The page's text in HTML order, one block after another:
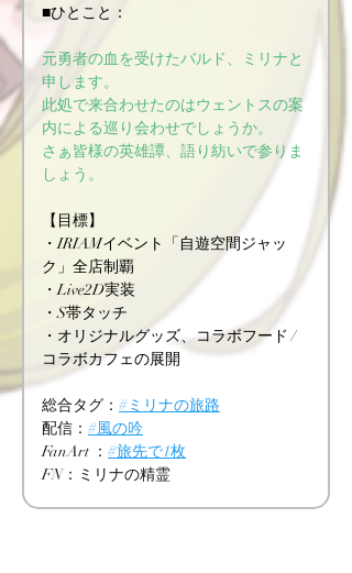
■ひとこと：
元勇者の血を受けたバルド、ミリナと
申します。
此処で来合わせたのはウェントスの案
内による巡り会わせでしょうか。
さぁ皆様の英雄譚、語り紡いで参りま
しょう。
【目標】
・IRIAMイベント「自遊空間ジャッ
ク」全店制覇
・Live2D実装
・S帯タッチ
・オリジナルグッズ、コラボフード /
コラボカフェの展開
総合タグ： #ミリナの旅路
配信： #風の吟
FanArt ： #旅先で1枚
FN：ミリナの精霊